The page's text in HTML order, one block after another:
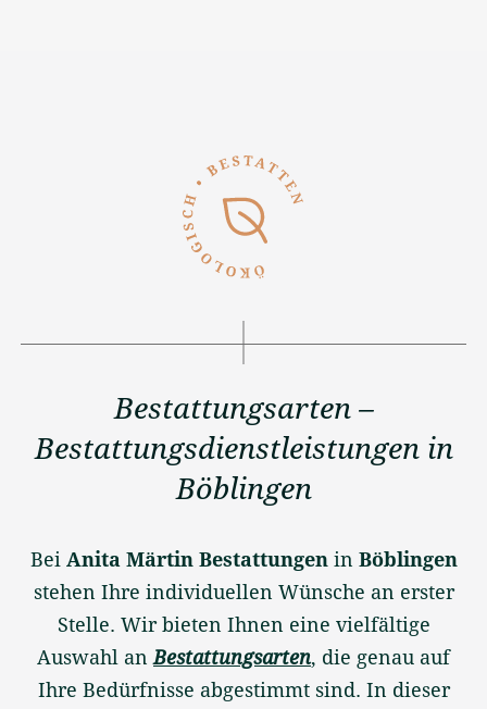
Bestattungsarten –
Bestattungsdienstleistungen in
Böblingen
Bei Anita Märtin Bestattungen in Böblingen
stehen Ihre individuellen Wünsche an erster
Stelle. Wir bieten Ihnen eine vielfältige
Auswahl anBestattungsarten, die genau auf
Ihre Bedürfnisse abgestimmt sind. In dieser